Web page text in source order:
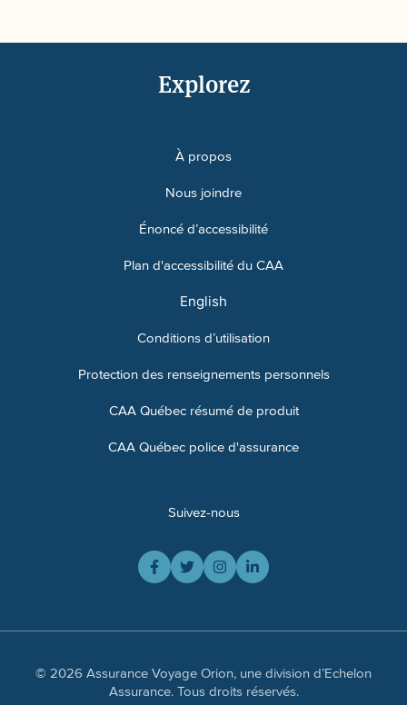
Explorez
À propos
Nous joindre
Énoncé d’accessibilité
Plan d'accessibilité du CAA
English
Conditions d’utilisation
Protection des renseignements personnels
CAA Québec résumé de produit
CAA Québec police d'assurance
Suivez-nous
© 2026 Assurance Voyage Orion, une division d’Echelon
Assurance. Tous droits réservés.